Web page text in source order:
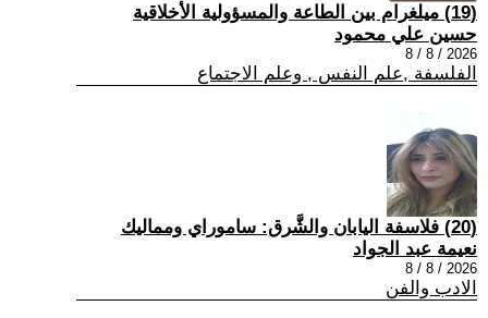
(19) ميلغرام بين الطاعة والمسؤولية الأخلاقية
حسين علي محمود
2026 / 8 / 8
الفلسفة ,علم النفس , وعلم الاجتماع
(20) فلاسفة اليابان والشَّرق: ساموراي ومماليك
نعيمة عبد الجواد
2026 / 8 / 8
الادب والفن